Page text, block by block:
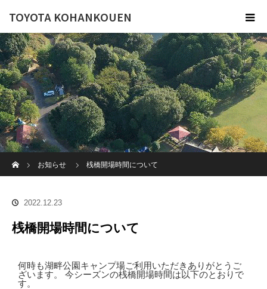
TOYOTA KOHANKOUEN
お知らせ
桟橋開場時間について
2022.12.23
桟橋開場時間について
何時も湖畔公園キャンプ場ご利用いただきありがとうご
ざいます。 今シーズンの桟橋開場時間は以下のとおりで
す。